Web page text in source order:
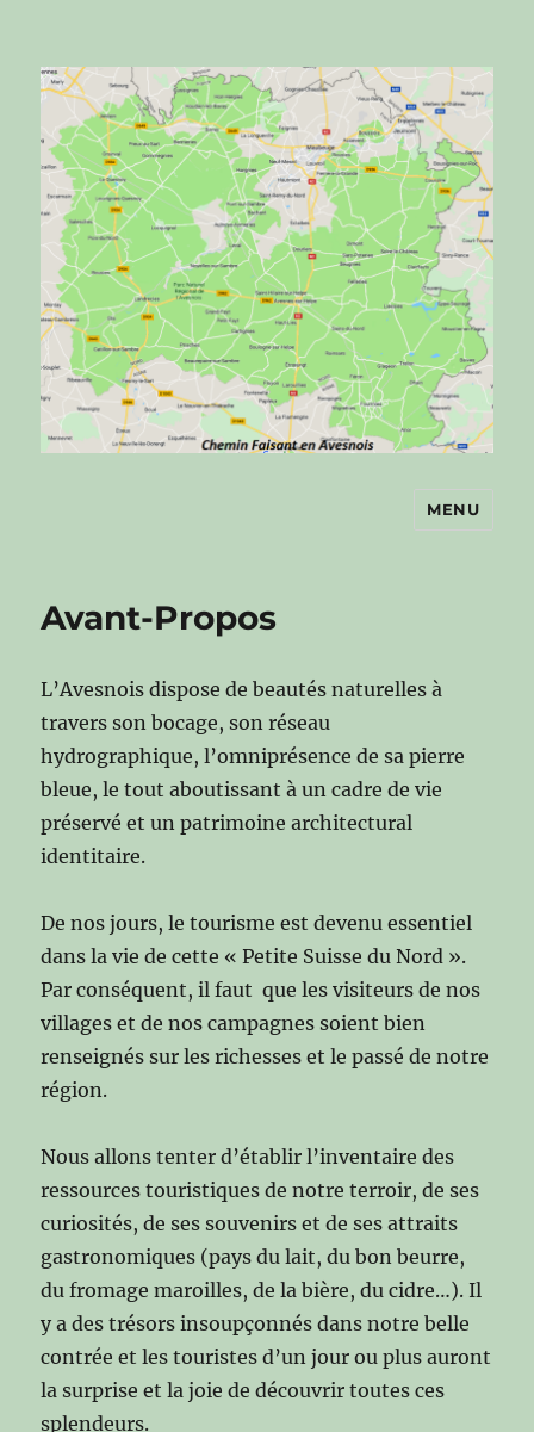
Chemin faisant en Avesnois
MENU
Avant-Propos
L’Avesnois dispose de beautés naturelles à
travers son bocage, son réseau
hydrographique, l’omniprésence de sa pierre
bleue, le tout aboutissant à un cadre de vie
préservé et un patrimoine architectural
identitaire.
De nos jours, le tourisme est devenu essentiel
dans la vie de cette « Petite Suisse du Nord ».
Par conséquent, il faut que les visiteurs de nos
villages et de nos campagnes soient bien
renseignés sur les richesses et le passé de notre
région.
Nous allons tenter d’établir l’inventaire des
ressources touristiques de notre terroir, de ses
curiosités, de ses souvenirs et de ses attraits
gastronomiques (pays du lait, du bon beurre,
du fromage maroilles, de la bière, du cidre…). Il
y a des trésors insoupçonnés dans notre belle
contrée et les touristes d’un jour ou plus auront
la surprise et la joie de découvrir toutes ces
splendeurs.